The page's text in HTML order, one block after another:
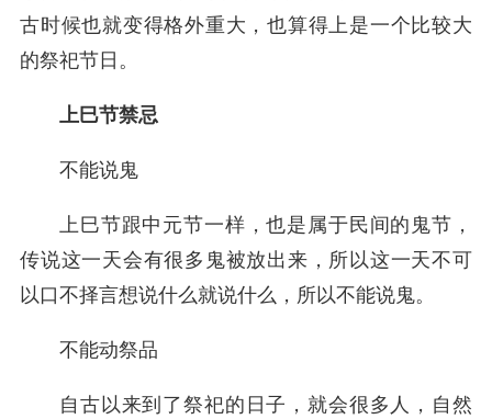
古时候也就变得格外重大，也算得上是一个比较大
的祭祀节日。
上巳节禁忌
不能说鬼
上巳节跟中元节一样，也是属于民间的鬼节，
传说这一天会有很多鬼被放出来，所以这一天不可
以口不择言想说什么就说什么，所以不能说鬼。
不能动祭品
自古以来到了祭祀的日子，就会很多人，自然